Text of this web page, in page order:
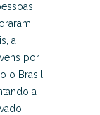
a
por
o Brasil
a